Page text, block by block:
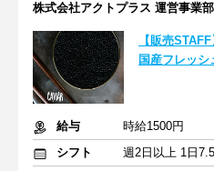
株式会社アクトプラス 運営事業
【販売
国産フレッ
給与
時給1500円
シフト